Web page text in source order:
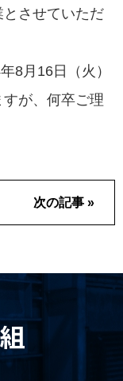
させていただ
月16日（火）
が、何卒ご理
次の記事 »